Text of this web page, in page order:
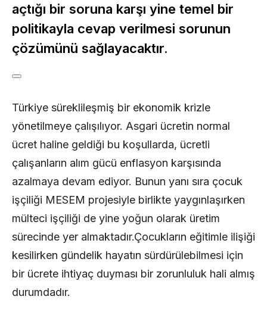
açtığı bir soruna karşı yine temel bir
politikayla cevap verilmesi sorunun
çözümünü sağlayacaktır.
Türkiye süreklileşmiş bir ekonomik krizle
yönetilmeye çalışılıyor. Asgari ücretin normal
ücret haline geldiği bu koşullarda, ücretli
çalışanların alım gücü enflasyon karşısında
azalmaya devam ediyor. Bunun yanı sıra çocuk
işçiliği MESEM projesiyle birlikte yaygınlaşırken
mülteci işçiliği de yine yoğun olarak üretim
sürecinde yer almaktadır.Çocukların eğitimle ilişiği
kesilirken gündelik hayatın sürdürülebilmesi için
bir ücrete ihtiyaç duyması bir zorunluluk hali almış
durumdadır.